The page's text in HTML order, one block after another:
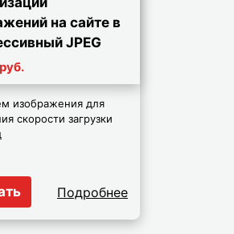
на сайте в
JPEG
изображения для
скорости загрузки
Подробнее